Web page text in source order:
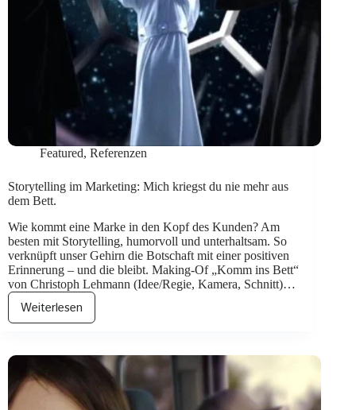
Featured, Referenzen
Storytelling im Marketing: Mich kriegst du nie mehr aus
dem Bett.
Wie kommt eine Marke in den Kopf des Kunden? Am
besten mit Storytelling, humorvoll und unterhaltsam. So
verknüpft unser Gehirn die Botschaft mit einer positiven
Erinnerung – und die bleibt. Making-Of „Komm ins Bett“
von Christoph Lehmann (Idee/Regie, Kamera, Schnitt)…
Weiterlesen
Storytelling
Mich
kriegst
du